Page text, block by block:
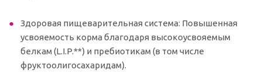
Здоровая пищеварительная система: Повышенная
усвояемость корма благодаря высокоусвояемым
белкам (L.I.P.**) и пребиотикам (в том числе
фруктоолигосахаридам).